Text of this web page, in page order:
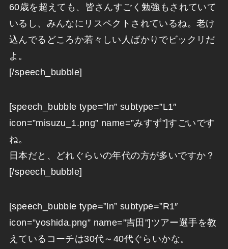
60歳を超えても、皆さんすごく勉強もされていて
いるし、みんなにリスペクトされているね。老け
込んでるどころか若々しい人ばかりでビックリだ
よ。
[/speech_bubble]
[speech_bubble type=”ln” subtype=”L1″
icon=”misuzu_1.png” name=”みすず”]すごいです
ね。
日本だと、どれぐらいの年代の方が多いですか？
[/speech_bubble]
[speech_bubble type=”ln” subtype=”R1″
icon=”yoshida.png” name=”吉田”]ツアー選手を教
えているコーチは30代～40代ぐらいかな。